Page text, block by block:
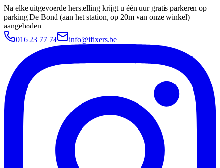
Na elke uitgevoerde herstelling krijgt u één uur gratis parkeren op
parking De Bond (aan het station, op 20m van onze winkel)
aangeboden.
016 23 77 74
info@ifixers.be